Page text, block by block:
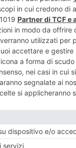
la sua
a dire,
arriva dal
lampade da
un comparto,